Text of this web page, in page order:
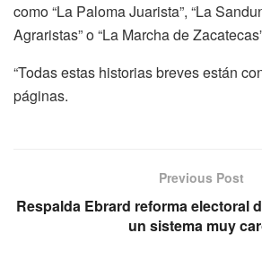
como “La Paloma Juarista”, “La
Agraristas” o “La Marcha de
“Todas estas historias breves están
páginas.
Previous Post
Respalda Ebrard reforma electoral
un sistema muy